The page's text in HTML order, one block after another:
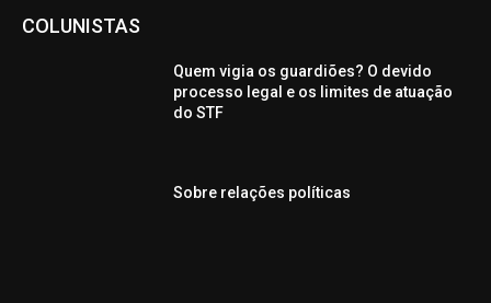
COLUNISTAS
Quem vigia os guardiões? O devido
processo legal e os limites de atuação
do STF
Sobre relações políticas